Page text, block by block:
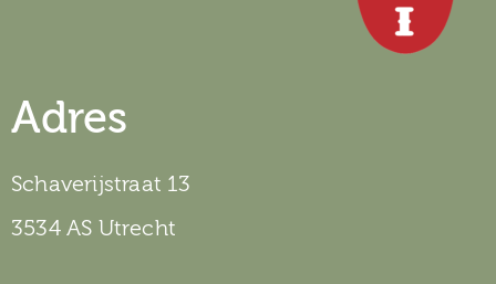
Adres
Schaverijstraat 13
3534 AS Utrecht